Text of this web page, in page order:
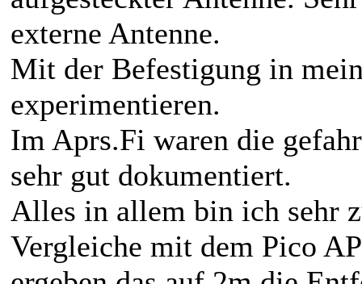
externe Antenne.
Mit der Befestigung in
experimentieren.
Im Aprs.Fi waren die
sehr gut dokumentiert.
Alles in allem bin ich sehr
Vergleiche mit dem Pico